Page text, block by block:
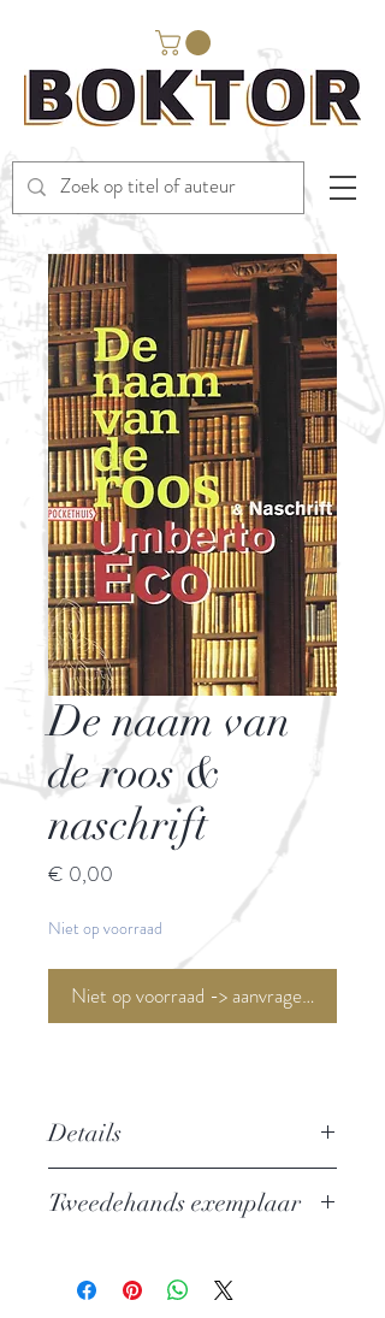
De naam van
de roos &
naschrift
€ 0,00
Niet op voorraad
Niet op voorraad -> aanvragen <-
Details
Uitgever: Pockethuis
Vertaling: Jenny Tuin, Pietha de
Tweedehands exemplaar